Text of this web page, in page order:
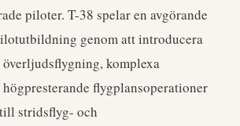
piloter. T-38 spelar en avgörande
genom att introducera
komplexa
flygplansoperationer
stridsflyg- och